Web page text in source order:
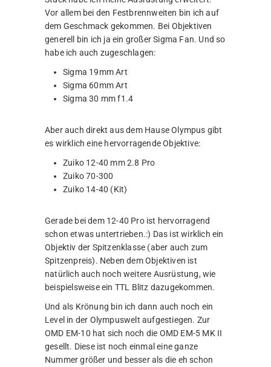
Vor allem bei den Festbrennweiten bin ich auf
dem Geschmack gekommen. Bei Objektiven
generell bin ich ja ein großer Sigma Fan. Und so
habe ich auch zugeschlagen:
Sigma 19mm Art
Sigma 60mm Art
Sigma 30 mm f1.4
Aber auch direkt aus dem Hause Olympus gibt
es wirklich eine hervorragende Objektive:
Zuiko 12-40 mm 2.8 Pro
Zuiko 70-300
Zuiko 14-40 (Kit)
Gerade bei dem 12-40 Pro ist hervorragend
schon etwas untertrieben.:) Das ist wirklich ein
Objektiv der Spitzenklasse (aber auch zum
Spitzenpreis). Neben dem Objektiven ist
natürlich auch noch weitere Ausrüstung, wie
beispielsweise ein TTL Blitz dazugekommen.
Und als Krönung bin ich dann auch noch ein
Level in der Olympuswelt aufgestiegen. Zur
OMD EM-10 hat sich noch die OMD EM-5 MK II
gesellt. Diese ist noch einmal eine ganze
Nummer größer und besser als die eh schon